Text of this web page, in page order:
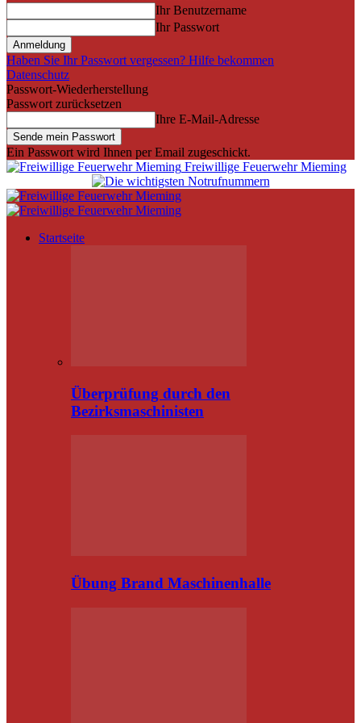
Ihr Benutzername
Ihr Passwort
Haben Sie Ihr Passwort vergessen? Hilfe bekommen
Datenschutz
Passwort-Wiederherstellung
Passwort zurücksetzen
Ihre E-Mail-Adresse
Ein Passwort wird Ihnen per Email zugeschickt.
Freiwillige Feuerwehr Mieming
Startseite
Überprüfung durch den
Bezirksmaschinisten
Übung Brand Maschinenhalle